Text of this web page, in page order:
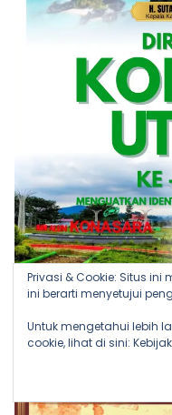
Privasi & Cookie: Situs
ini berarti menyetujui
Untuk mengetahui lebih
cookie, lihat di sini: